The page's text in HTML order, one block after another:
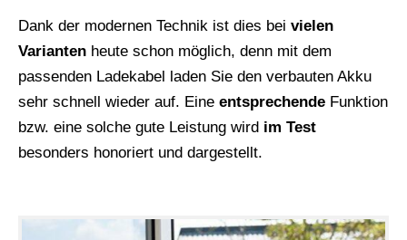
Dank der modernen Technik ist dies bei vielen
Varianten heute schon möglich, denn mit dem
passenden Ladekabel laden Sie den verbauten Akku
sehr schnell wieder auf. Eine entsprechende Funktion
bzw. eine solche gute Leistung wird im Test
besonders honoriert und dargestellt.